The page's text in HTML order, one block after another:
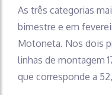
As três categorias
bimestre e em
Motoneta. Nos dois
linhas de montagem
que corresponde a